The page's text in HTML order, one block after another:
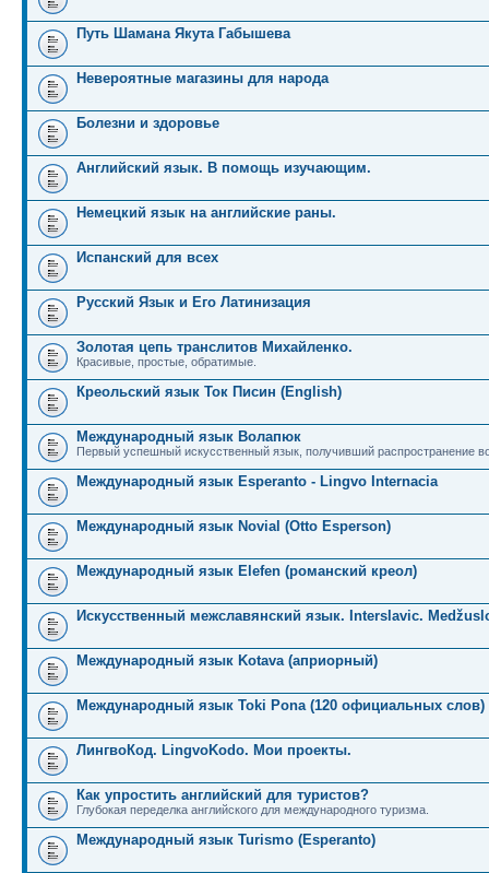
Путь Шамана Якута Габышева
Невероятные магазины для народа
Болезни и здоровье
Английский язык. В помощь изучающим.
Немецкий язык на английские раны.
Испанский для всех
Русский Язык и Его Латинизация
Золотая цепь транслитов Михайленко.
Красивые, простые, обратимые.
Креольский язык Ток Писин (English)
Международный язык Волапюк
Первый успешный искусственный язык, получивший распространение
Международный язык Esperanto - Lingvo Internacia
Международный язык Novial (Otto Esperson)
Международный язык Elefen (романский креол)
Искусственный межславянский язык. Interslavic.
Международный язык Kotava (априорный)
Международный язык Toki Pona (120 официальных слов)
ЛингвоКод. LingvoKodo. Мои проекты.
Как упростить английский для туристов?
Глубокая переделка английского для международного туризма.
Международный язык Turismo (Esperanto)